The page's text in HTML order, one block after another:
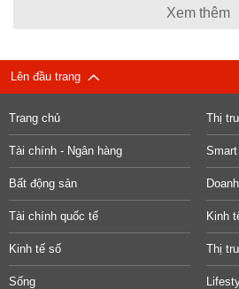
Xem thêm
Lên đầu trang
Trang chủ Thị
Tài chính - Ngân hàng
Bất động sản
Tài chính quốc tế Kinh
Kinh tế số Thị
Sống